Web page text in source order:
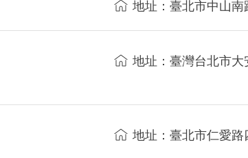
地址：臺北市中山南
地址：臺灣台北市
地址：臺北市仁愛路